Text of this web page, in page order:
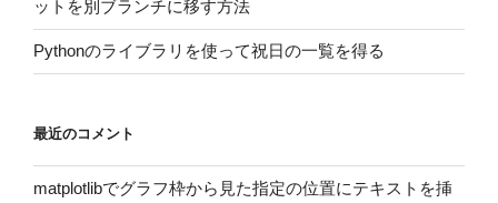
ットを別ブランチに移す方法
Pythonのライブラリを使って祝日の一覧を得る
最近のコメント
matplotlibでグラフ枠から見た指定の位置にテキストを挿